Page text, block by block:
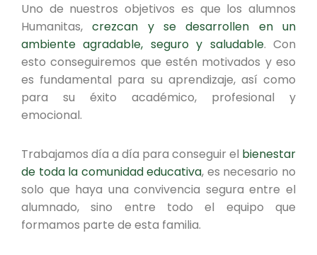
Uno de nuestros objetivos es que los alumnos
Humanitas,crezcan y se desarrollen en un
ambiente agradable, seguro y saludable. Con
esto conseguiremos que estén motivados y eso
es fundamental para su aprendizaje, así como
para su éxito académico, profesional y
emocional.
Trabajamos día a día para conseguir el bienestar
de toda la comunidad educativa, es necesario no
solo que haya una convivencia segura entre el
alumnado, sino entre todo el equipo que
formamos parte de esta familia.